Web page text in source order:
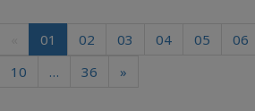
01 02 03 04 05 06
10
… 36 »